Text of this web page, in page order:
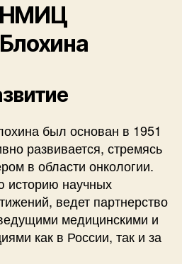
НМИЦ
был основан в 1951
развивается, стремясь
в области онкологии.
историю научных
ведет партнерство
медицинскими и
как в России, так и за